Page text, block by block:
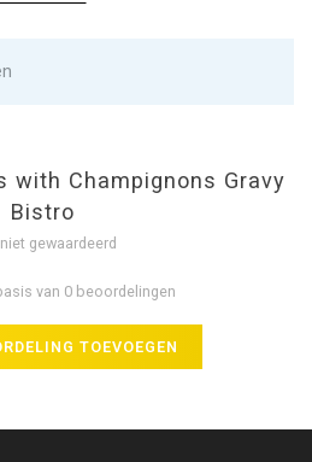
with Champignons Gravy
Bistro
gewaardeerd
van 0 beoordelingen
TOEVOEGEN